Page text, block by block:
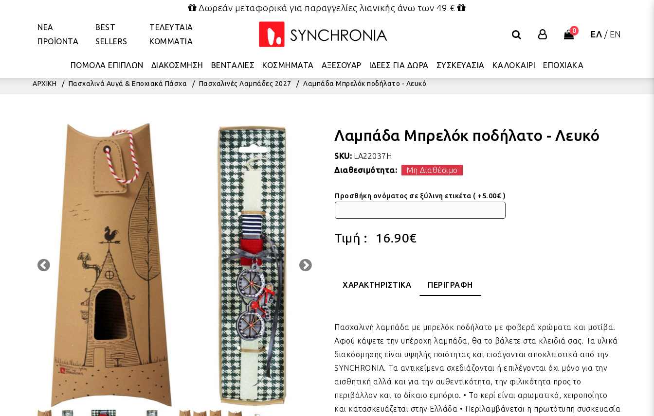
Δωρεάν μεταφορικά για παραγγελίες λιανικής άνω των 49 €
ΝΕΑ
ΠΡΟΪΟΝΤΑ
BEST
SELLERS
ΤΕΛΕΥΤΑΙΑ
ΚΟΜΜΑΤΙΑ
0 ΕΛ / EN
ΠΟΜΟΛΑ ΕΠΙΠΛΩΝ ΔΙΑΚΟΣΜΗΣΗ ΒΕΝΤΑΛΙΕΣ ΚΟΣΜΗΜΑΤΑ ΑΞΕΣΟΥΑΡ ΙΔΕΕΣ ΓΙΑ ΔΩΡΑ ΣΥΣΚΕΥΑΣΙΑ ΚΑΛΟΚΑΙΡΙ ΕΠΟΧΙΑΚΑ
ΑΡΧΙΚΗ / Πασχαλινά Αυγά & Εποχιακά Πάσχα / Πασχαλινές Λαμπάδες 2027 / Λαμπάδα Μπρελόκ ποδήλατο - Λευκό
Λαμπάδα Μπρελόκ ποδήλατο - Λευκό
SKU: LA22037H
Διαθεσιμότητα:
Μη Διαθέσιμο
Προσθήκη ονόματος σε ξύλινη ετικέτα ( +5.00€ )
Τιμή : 16.90€
ΧΑΡΑΚΤΗΡΙΣΤΙΚΑ ΠΕΡΙΓΡΑΦΗ
Πασχαλινή λαμπάδα με μπρελόκ ποδήλατο με φοβερά χρώματα και μοτίβα.
Αφού κάψετε την υπέροχη λαμπάδα, θα το βάλετε στα κλειδιά σας. Τα υλικά
διακόσμησης είναι υψηλής ποιότητας και εισάγονται αποκλειστικά από την
SYNCHRONIA. Τα αντικείμενα σχεδιάζονται ή επιλέγονται όχι μόνο για την
αισθητική αλλά και για την αυθεντικότητα, την φιλικότητα προς το
περιβάλλον και το δίκαιο εμπόριο. • Το κερί είναι αρωματικό, χειροποίητο
και κατασκευάζεται στην Ελλάδα • Περιλαμβάνεται η πρωτότυπη συσκευασία